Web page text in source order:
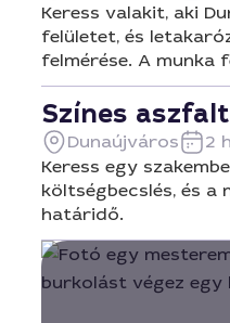
Keress valakit, aki
felületet, és
felmérése. A munka
Színes
Dunaújváros
2
Keress egy
költségbecslés, és a
határidő.